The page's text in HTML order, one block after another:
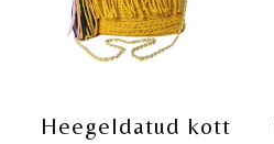
Heegeldatud kott